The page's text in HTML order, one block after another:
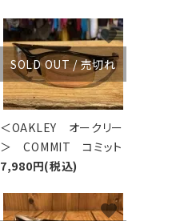
SOLD OUT / 売切れ
＜OAKLEY オークリー
＞ COMMIT コミット
7,980円(税込)
favorite
favorite